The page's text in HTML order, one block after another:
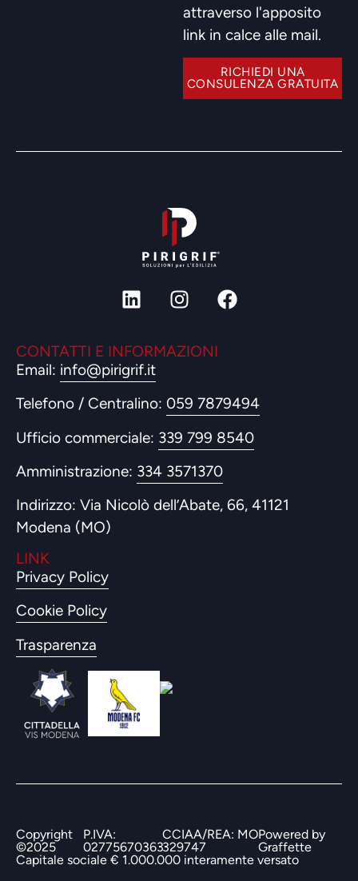
attraverso l'apposito
link in calce alle mail.
RICHIEDI UNA
CONSULENZA GRATUITA
CONTATTI E INFORMAZIONI
Email: info@pirigrif.it
Telefono / Centralino: 059 7879494
Ufficio commerciale: 339 799 8540
Amministrazione: 334 3571370
Indirizzo: Via Nicolò dell’Abate, 66, 41121
Modena (MO)
LINK
Privacy Policy
Cookie Policy
Trasparenza
Copyright
©2025
P.IVA:
02775670363
CCIAA/REA: MO
329747
Powered by
Graffette
Capitale sociale € 1.000.000 interamente versato